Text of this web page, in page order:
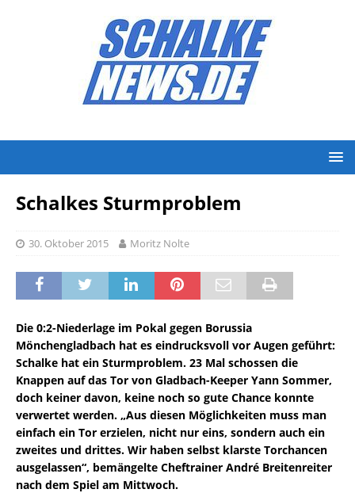
Schalkes Sturmproblem
30. Oktober 2015 Moritz Nolte
Die 0:2-Niederlage im Pokal gegen Borussia
Mönchengladbach hat es eindrucksvoll vor Augen geführt:
Schalke hat ein Sturmproblem. 23 Mal schossen die
Knappen auf das Tor von Gladbach-Keeper Yann Sommer,
doch keiner davon, keine noch so gute Chance konnte
verwertet werden. „Aus diesen Möglichkeiten muss man
einfach ein Tor erzielen, nicht nur eins, sondern auch ein
zweites und drittes. Wir haben selbst klarste Torchancen
ausgelassen“, bemängelte Cheftrainer André Breitenreiter
nach dem Spiel am Mittwoch.